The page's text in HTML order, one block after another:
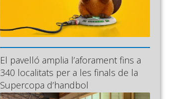
El pavelló amplia l’aforament fins a
340 localitats per a les finals de la
Supercopa d’handbol